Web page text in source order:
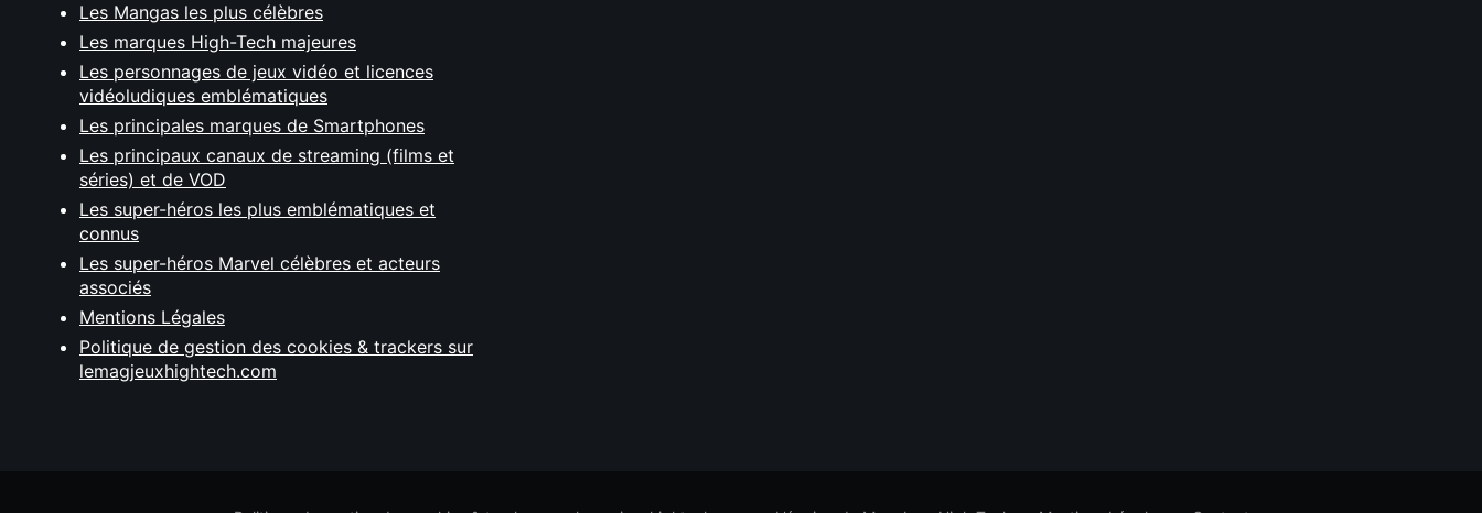
Les Mangas les plus célèbres
Les marques High-Tech majeures
Les personnages de jeux vidéo et licences
vidéoludiques emblématiques
Les principales marques de Smartphones
Les principaux canaux de streaming (films et
séries) et de VOD
Les super-héros les plus emblématiques et
connus
Les super-héros Marvel célèbres et acteurs
associés
Mentions Légales
Politique de gestion des cookies & trackers sur
lemagjeuxhightech.com